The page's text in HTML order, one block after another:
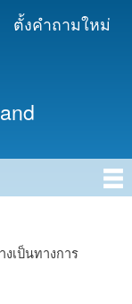
ตั้งคำถามใหม่
เป็นทางการ